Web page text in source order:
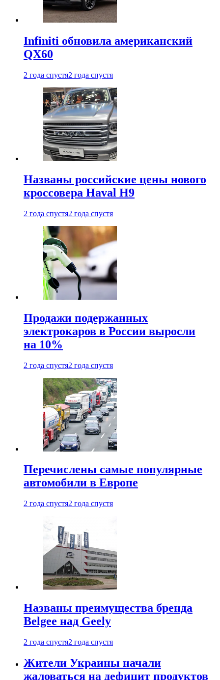
Infiniti обновила американский
QX60
2 года спустя2 года спустя
Названы российские цены нового
кроссовера Haval H9
2 года спустя2 года спустя
Продажи подержанных
электрокаров в России выросли
на 10%
2 года спустя2 года спустя
Перечислены самые популярные
автомобили в Европе
2 года спустя2 года спустя
Названы преимущества бренда
Belgee над Geely
2 года спустя2 года спустя
Жители Украины начали
жаловаться на дефицит продуктов